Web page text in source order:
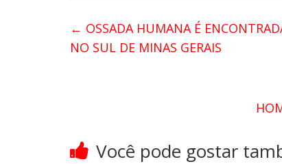
← OSSADA HUMANA É
NO SUL DE MINAS GERAIS
Você pode gostar